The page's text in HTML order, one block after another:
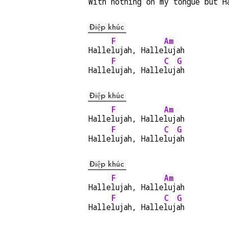
Điệp khúc
Halle
F
lujah, Halle
Am
lujah
Halle
F
lujah, Halle
C
luj
G
ah
Điệp khúc
Halle
F
lujah, Halle
Am
lujah
Halle
F
lujah, Halle
C
luj
G
ah
Điệp khúc
Halle
F
lujah, Halle
Am
lujah
Halle
F
lujah, Halle
C
luj
G
ah